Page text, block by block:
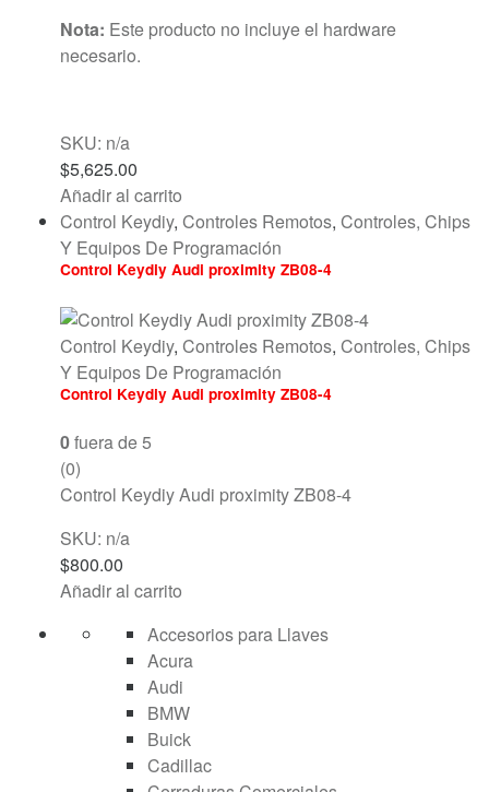
Nota: Este producto no incluye el hardware
necesario.
SKU: n/a
$5,625.00
Añadir al carrito
Control Keydiy, Controles Remotos, Controles, Chips
Y Equipos De Programación
Control Keydiy Audi proximity ZB08-4
Control Keydiy, Controles Remotos, Controles, Chips
Y Equipos De Programación
Control Keydiy Audi proximity ZB08-4
0fuera de 5
(0)
Control Keydiy Audi proximity ZB08-4
SKU: n/a
$800.00
Añadir al carrito
Accesorios para Llaves
Acura
Audi
BMW
Buick
Cadillac